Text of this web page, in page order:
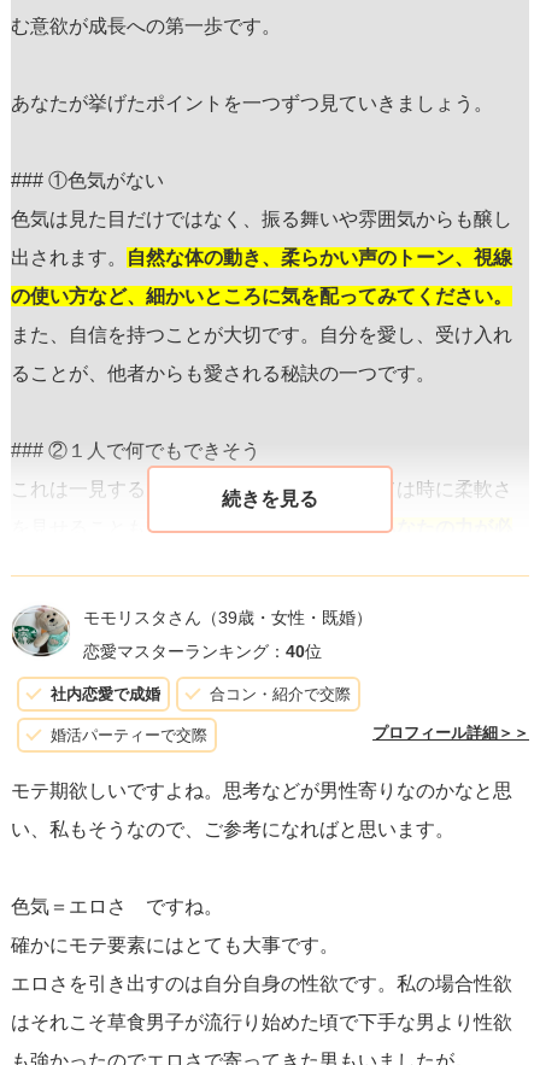
む意欲が成長への第一歩です。
あなたが挙げたポイントを一つずつ見ていきましょう。
### ①色気がない
色気は見た目だけではなく、振る舞いや雰囲気からも醸し
出されます。
自然な体の動き、柔らかい声のトーン、視線
の使い方など、細かいところに気を配ってみてください。
また、自信を持つことが大切です。自分を愛し、受け入れ
ることが、他者からも愛される秘訣の一つです。
### ②１人で何でもできそう
これは一見すると強みですが、恋愛においては時に柔軟さ
を見せることも重要です。男性に対して「あなたの力が必
手の保護欲をくすぐることができます。
に走ることなく、バランスをとることがポイントです。
### ③せっかち
煮え切らない態度に対するいら立ちもある程度は自然な反
応ですが、焦らずじっくりと相手のペースに合わせる寛容
さも恋愛では大事。相手が話しやすい雰囲気を作ること
### ④発言がぶっ飛んでいる
これは会話の中で 相手の反応を見ながら調整することが肝
心です。 特別な経験は魅力的な話題になりますが、相手と
モモリスタさん （39歳・女性・既婚）
恋愛マスターランキング： 40位
社内恋愛で成婚 合コン・紹介で交際
婚活パーティーで交際 プロフィール詳細＞＞
モテ期欲しいですよね。思考などが男性寄りなのかなと思
い、私もそうなので、ご参考になればと思います。
色気＝エロさ ですね。
確かにモテ要素にはとても大事です。
エロさを引き出すのは自分自身の性欲です。私の場合性欲
はそれこそ草食男子が流行り始めた頃で下手な男より性欲